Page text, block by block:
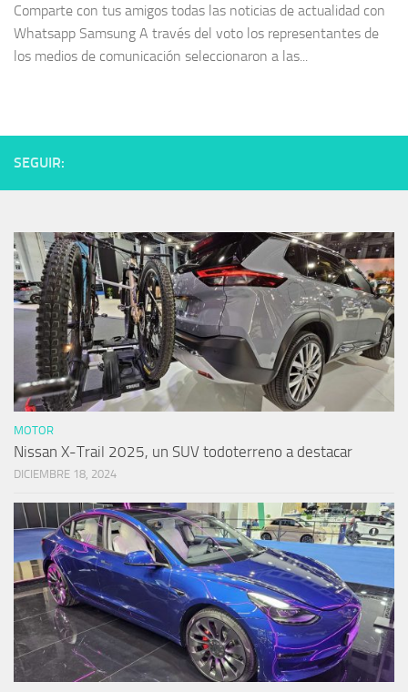
Comparte con tus amigos todas las noticias de actualidad con
Whatsapp Samsung A través del voto los representantes de
los medios de comunicación seleccionaron a las...
SEGUIR:
MOTOR
Nissan X-Trail 2025, un SUV todoterreno a destacar
DICIEMBRE 18, 2024